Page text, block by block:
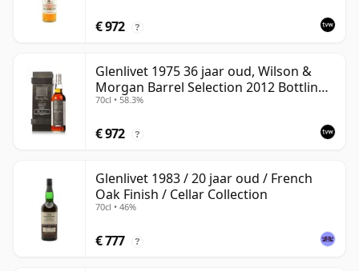
€ 972 ?
Glenlivet 1975 36 jaar oud, Wilson &
Morgan Barrel Selection 2012 Bottling
with Wooden Box
70cl • 58.3%
€ 972 ?
Glenlivet 1983 / 20 jaar oud / French
Oak Finish / Cellar Collection
70cl • 46%
€ 777 ?